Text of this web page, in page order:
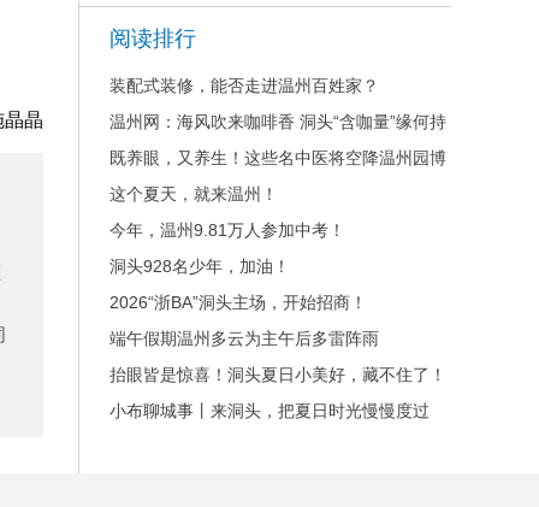
开园
阅读排行
装配式装修，能否走进温州百姓家？
温州网：海风吹来咖啡香 洞头“含咖量”缘何持
续走高？
既养眼，又养生！这些名中医将空降温州园博
园
这个夏天，就来温州！
今年，温州9.81万人参加中考！
洞头928名少年，加油！
2026“浙BA”洞头主场，开始招商！
端午假期温州多云为主午后多雷阵雨
抬眼皆是惊喜！洞头夏日小美好，藏不住了！
小布聊城事丨来洞头，把夏日时光慢慢度过
晶晶